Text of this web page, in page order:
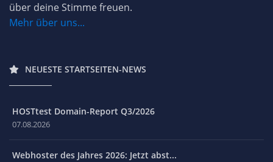
über deine Stimme freuen.
Mehr über uns...
NEUESTE STARTSEITEN-NEWS
HOSTtest Domain-Report Q3/2026
07.08.2026
Webhoster des Jahres 2026: Jetzt abst...